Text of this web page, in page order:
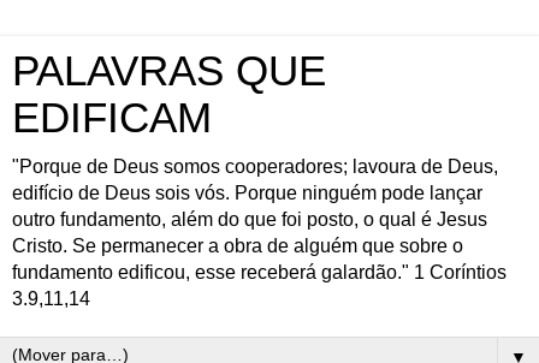
PALAVRAS QUE
EDIFICAM
"Porque de Deus somos cooperadores; lavoura de Deus,
edifício de Deus sois vós. Porque ninguém pode lançar
outro fundamento, além do que foi posto, o qual é Jesus
Cristo. Se permanecer a obra de alguém que sobre o
fundamento edificou, esse receberá galardão." 1 Coríntios
3.9,11,14
▼